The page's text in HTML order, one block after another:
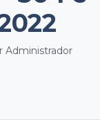
Administrador